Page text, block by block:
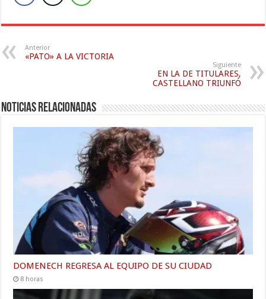
Anterior
«PATO» A LA VICTORIA
Siguiente
EN LA DE TITULARES,
CASTELLANO TRIUNFÓ
Noticias relacionadas
DOMENECH REGRESA AL EQUIPO DE SU CIUDAD
8 horas